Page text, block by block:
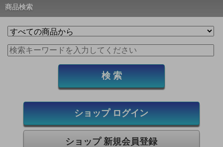
商品検索
ショップ ログイン
ショップ 新規会員登録